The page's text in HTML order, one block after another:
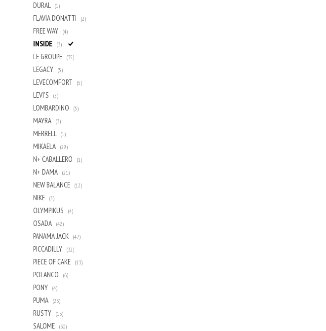
DURAL (1)
FLAVIA DONATTI (2)
FREE WAY (4)
INSIDE (3)
LE GROUPE (35)
LEGACY (5)
LEVECOMFORT (5)
LEVI'S (5)
LOMBARDINO (5)
MAYRA (3)
MERRELL (1)
MIKAELA (29)
N+ CABALLERO (1)
N+ DAMA (21)
NEW BALANCE (12)
NIKE (5)
OLYMPIKUS (4)
OSADA (42)
PANAMA JACK (47)
PICCADILLY (32)
PIECE OF CAKE (13)
POLANCO (6)
PONY (4)
PUMA (23)
RUSTY (13)
SALOME (30)